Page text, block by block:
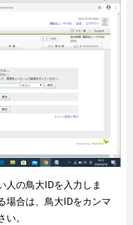
人の鳥大IDを入力しま
場合は、鳥大IDをカンマ
。